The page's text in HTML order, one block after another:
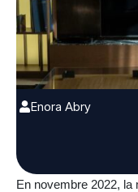
Enora Abry
En novembre 2022, la